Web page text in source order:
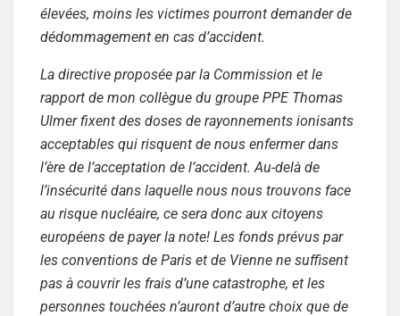
élevées, moins les victimes pourront demander de
dédommagement en cas d’accident.
La directive proposée par la Commission et le
rapport de mon collègue du groupe PPE Thomas
Ulmer fixent des doses de rayonnements ionisants
acceptables qui risquent de nous enfermer dans
l’ère de l’acceptation de l’accident. Au-delà de
l’insécurité dans laquelle nous nous trouvons face
au risque nucléaire, ce sera donc aux citoyens
européens de payer la note! Les fonds prévus par
les conventions de Paris et de Vienne ne suffisent
pas à couvrir les frais d’une catastrophe, et les
personnes touchées n’auront d’autre choix que de